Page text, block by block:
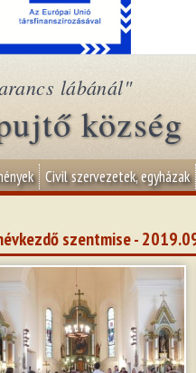
lábánál"
község
Civil szervezetek, egyházak
szentmise -